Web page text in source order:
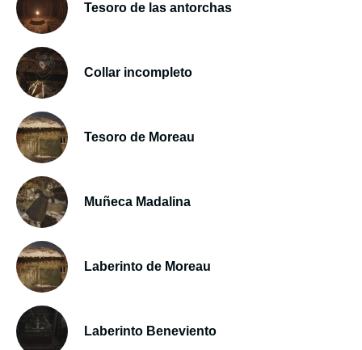
Tesoro de las antorchas
Collar incompleto
Tesoro de Moreau
Muñeca Madalina
Laberinto de Moreau
Laberinto Beneviento